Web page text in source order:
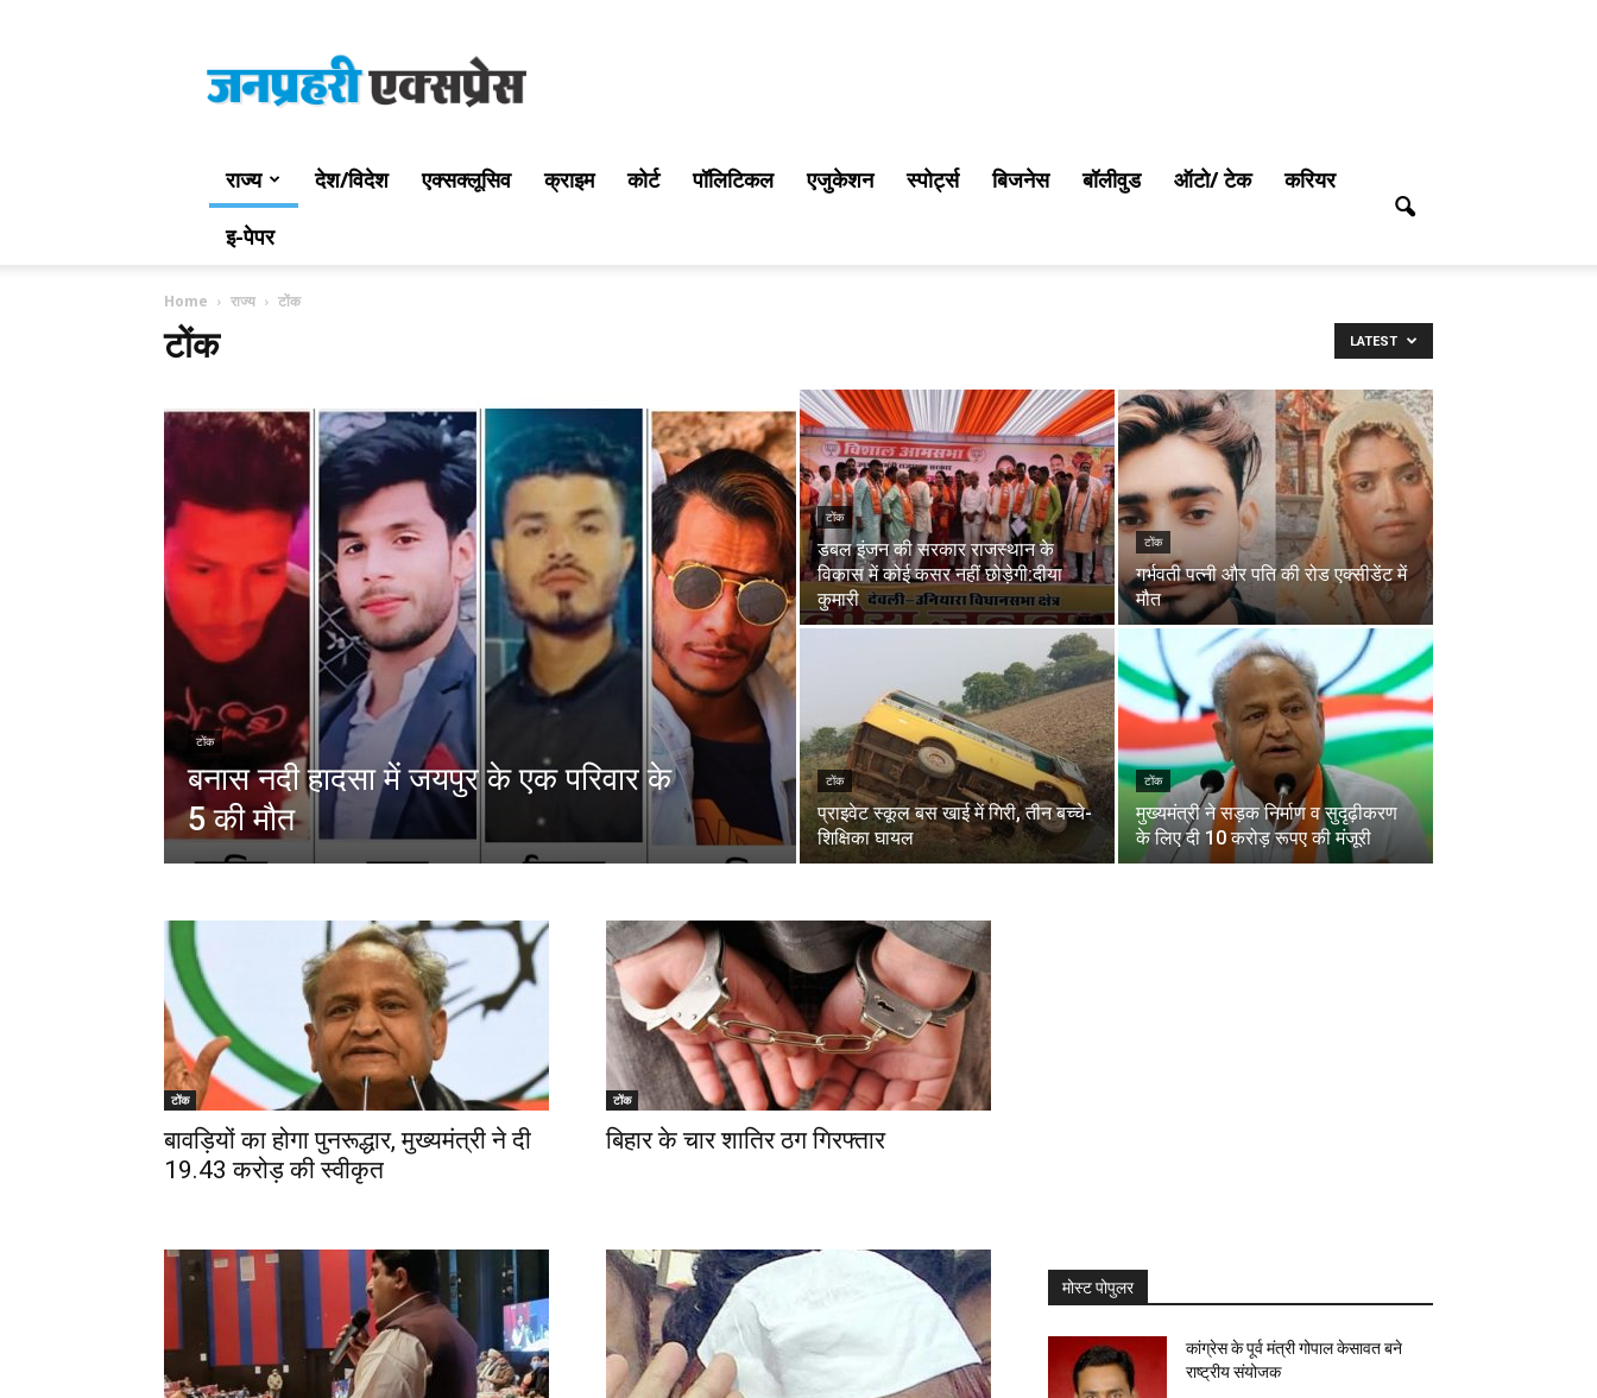
Prahari
Express
राज्य देश/विदेश एक्सक्लूसिव क्राइम कोर्ट पॉलिटिकल एजुकेशन स्पोर्ट्स बिजनेस बॉलीवुड ऑटो/ टेक
करियर
इ-पेपर
Home राज्य टोंक
टोंक LATEST
टोंक
बनास नदी हादसा में जयपुर के एक परिवार के
5 की मौत
टोंक
डबल इंजन की सरकार राजस्थान के
विकास में कोई कसर नहीं छोड़ेगी:दीया
कुमारी
टोंक
गर्भवती पत्नी और पति की रोड एक्सीडेंट में
मौत
टोंक
प्राइवेट स्कूल बस खाई में गिरी, तीन बच्चे-
शिक्षिका घायल
टोंक
मुख्यमंत्री ने सड़क निर्माण व सुदृढ़ीकरण
के लिए दी 10 करोड़ रूपए की मंजूरी
टोंक
बावड़ियों का होगा पुनरूद्धार, मुख्यमंत्री ने दी
19.43 करोड़ की स्वीकृत
टोंक
बिहार के चार शातिर ठग गिरफ्तार
मोस्ट पोपुलर
कांग्रेस के पूर्व मंत्री गोपाल केसावत बने
राष्ट्रीय संयोजक